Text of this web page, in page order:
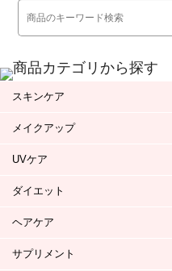
スキンケア
メイクアップ
UVケア
ダイエット
ヘアケア
サプリメント